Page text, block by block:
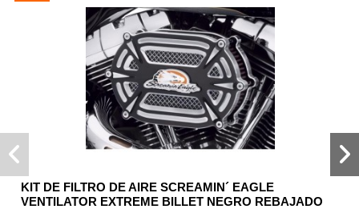
KIT DE FILTRO DE AIRE SCREAMIN´ EAGLE
VENTILATOR EXTREME BILLET NEGRO REBAJADO